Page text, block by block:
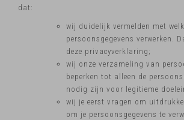
dat:
wij duidelijk vermelden met
persoonsgegevens verwerken.
deze privacyverklaring;
wij onze verzameling van
beperken tot alleen de
nodig zijn voor legitieme
wij je eerst vragen om
om je persoonsgegevens te